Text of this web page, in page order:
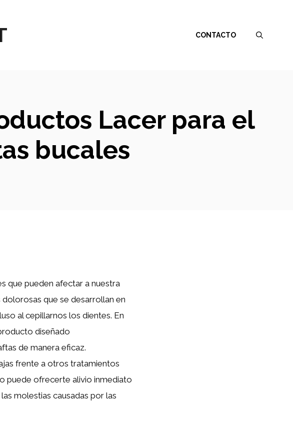
CONTACTO
Lacer para el
bucales
que pueden afectar a nuestra
dolorosas que se desarrollan en
al cepillarnos los dientes. En
diseñado
de manera eficaz.
frente a otros tratamientos
puede ofrecerte alivio inmediato
molestias causadas por las